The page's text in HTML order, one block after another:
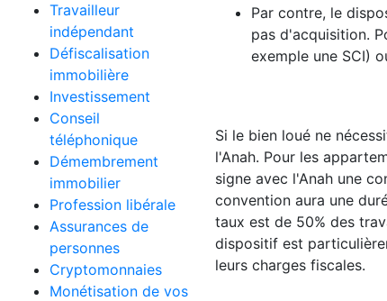
Travailleur
indépendant
Défiscalisation
immobilière
Investissement
Conseil
téléphonique
Démembrement
immobilier
Profession libérale
Assurances de
personnes
Cryptomonnaies
Monétisation de vos
Par contre, le
pas d'acquisition.
exemple une SCI)
Si le bien loué ne
l'Anah. Pour les
signe avec l'Anah une
convention aura une
taux est de 50% des
dispositif est
leurs charges fiscales.